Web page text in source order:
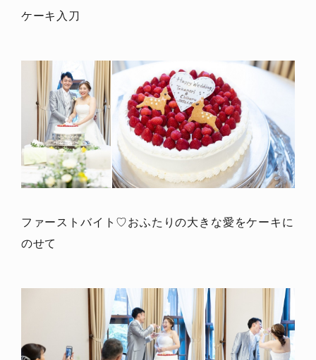
ケーキ入刀
ファーストバイト♡おふたりの大きな愛をケーキに
のせて